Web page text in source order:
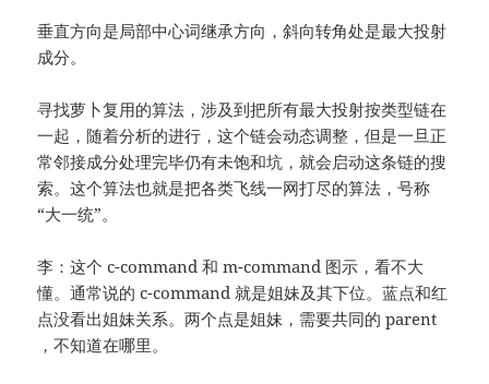
垂直方向是局部中心词继承方向，斜向转角处是最大投射
成分。
寻找萝卜复用的算法，涉及到把所有最大投射按类型链在
一起，随着分析的进行，这个链会动态调整，但是一旦正
常邻接成分处理完毕仍有未饱和坑，就会启动这条链的搜
索。这个算法也就是把各类飞线一网打尽的算法，号称
“大一统”。
李：这个 c-command 和 m-command 图示，看不大
懂。通常说的 c-command 就是姐妹及其下位。蓝点和红
点没看出姐妹关系。两个点是姐妹，需要共同的 parent
，不知道在哪里。